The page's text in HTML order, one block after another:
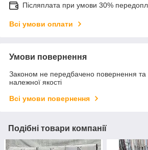
Післяплата при умови 30%
Всі умови оплати
Умови повернення
Законом не передбачено повернення та
належної якості
Всі умови повернення
Подібні товари компанії